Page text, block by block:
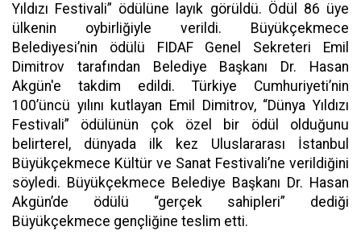
Yıldızı Festivali” ödülüne layık görüldü. Ödül 86 üye
ülkenin oybirliğiyle verildi. Büyükçekmece
Belediyesi’nin ödülü FIDAF Genel Sekreteri Emil
Dimitrov tarafından Belediye Başkanı Dr. Hasan
Akgün'e takdim edildi. Türkiye Cumhuriyeti’nin
100’üncü yılını kutlayan Emil Dimitrov, “Dünya Yıldızı
Festivali” ödülünün çok özel bir ödül olduğunu
belirterel, dünyada ilk kez Uluslararası İstanbul
Büyükçekmece Kültür ve Sanat Festivali’ne verildiğini
söyledi. Büyükçekmece Belediye Başkanı Dr. Hasan
Akgün’de ödülü “gerçek sahipleri” dediği
Büyükçekmece gençliğine teslim etti.